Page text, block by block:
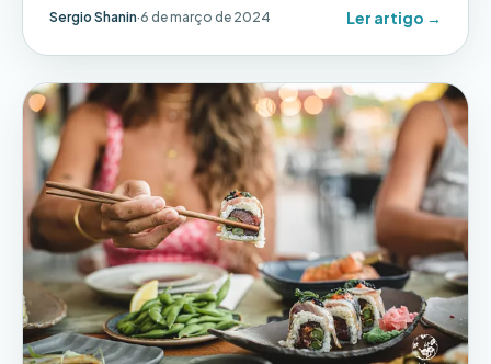
Sergio Shanin·6 de março de 2024 Ler artigo →